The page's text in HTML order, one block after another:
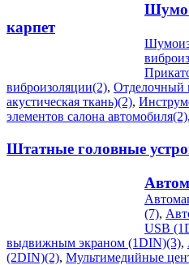
Шумо
карпет
виброизоляции(2), Отделочный
акустическая ткань)(2),
элементов салона автомобиля(2),
Штатные головные
(7),
USB
выдвижным экраном (1DIN)(3),
(2DIN)(2), Мультимедийные